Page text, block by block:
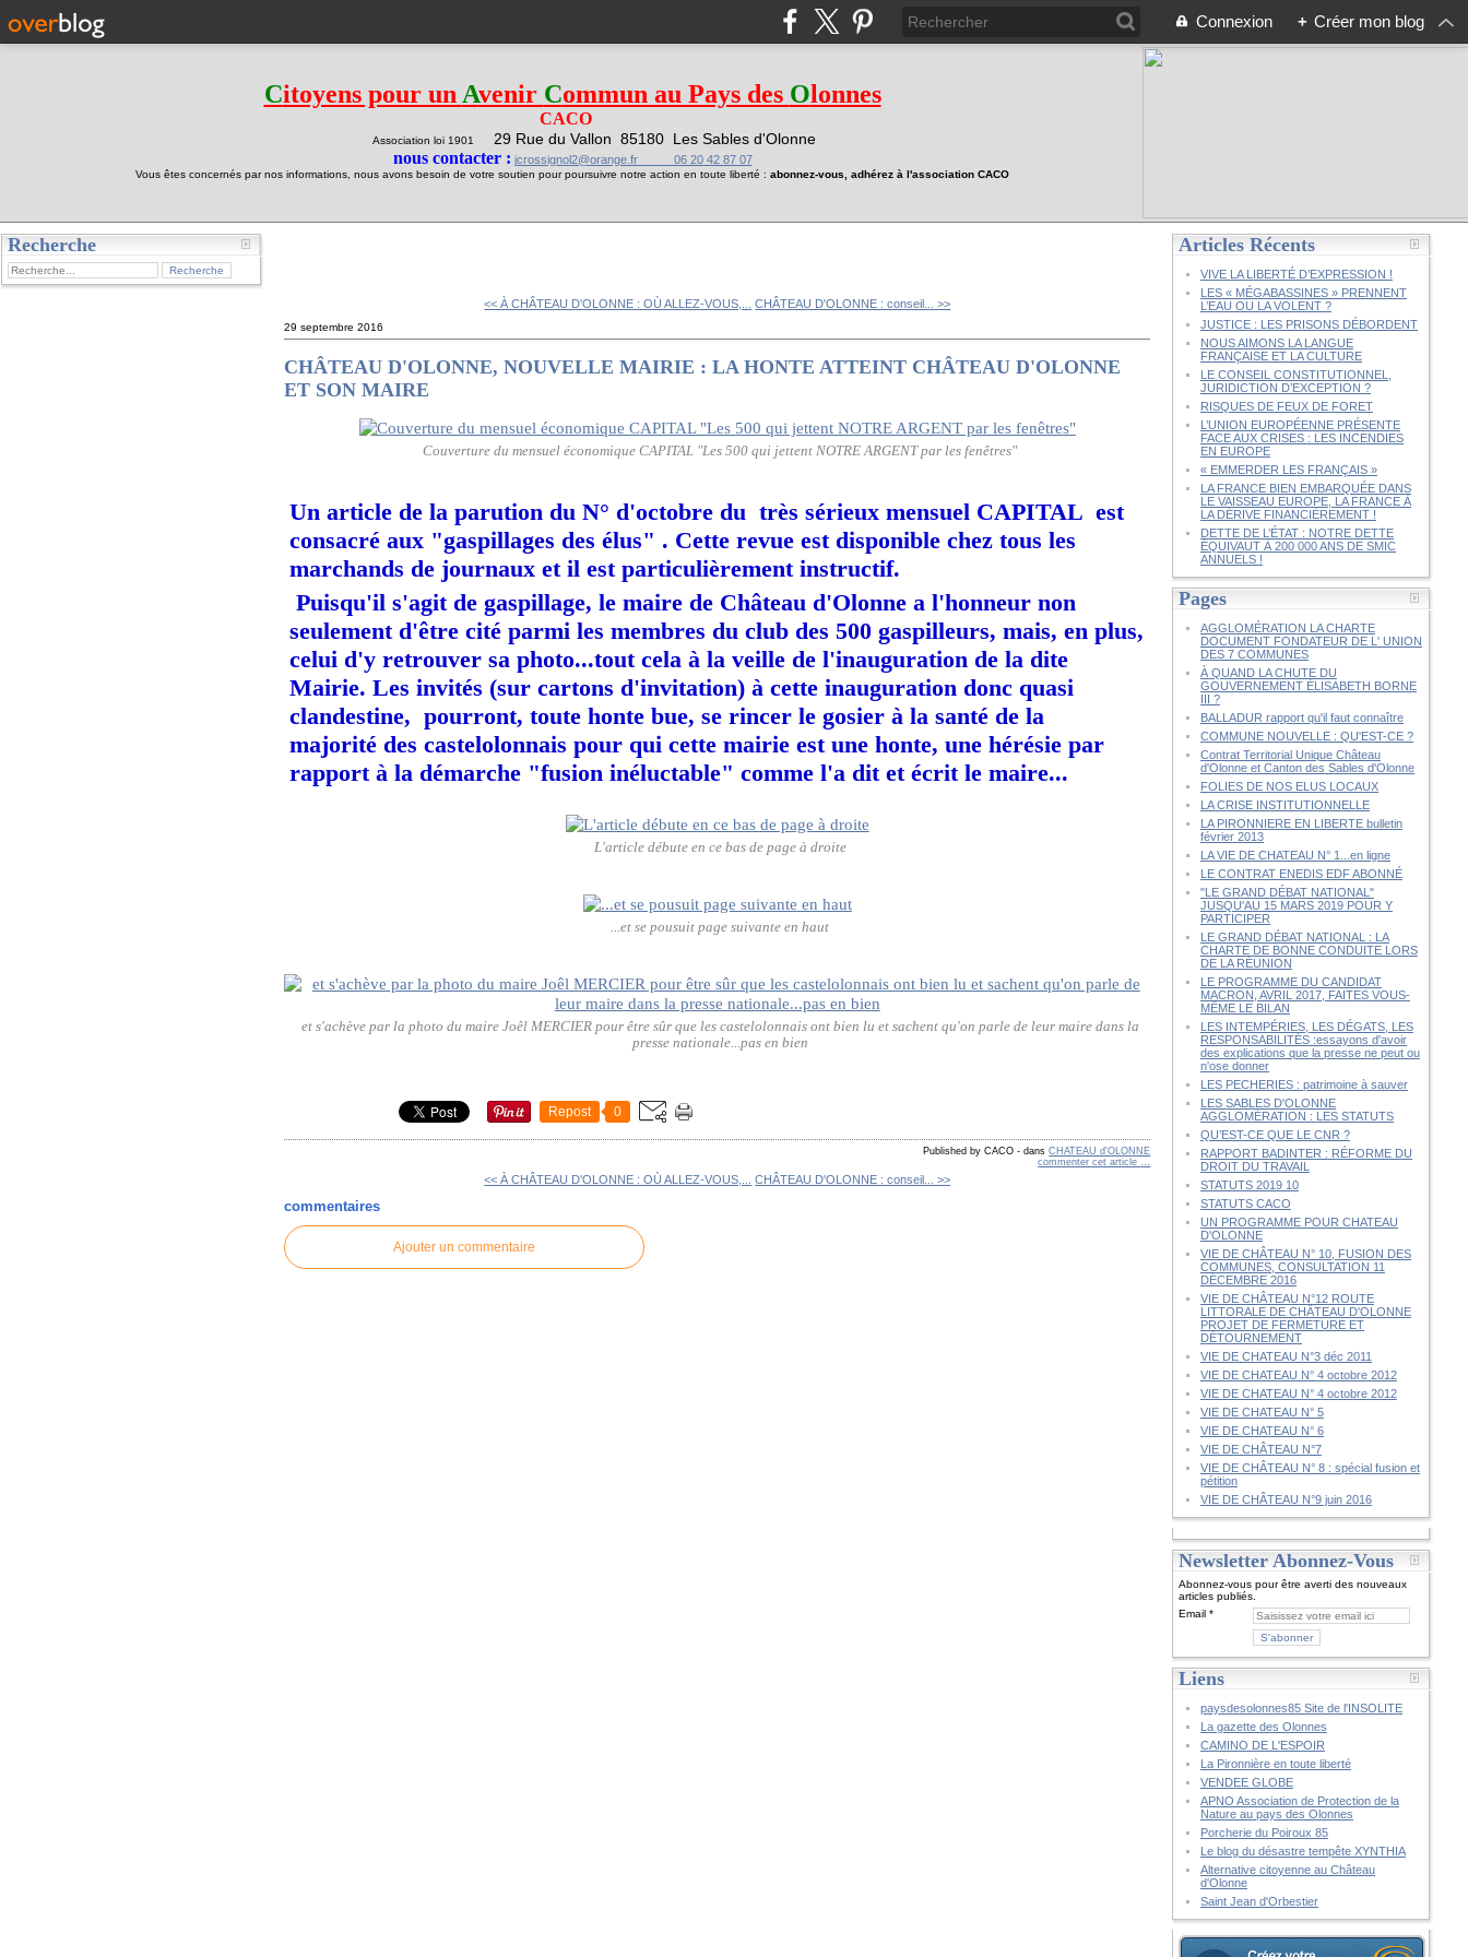
Connexion + Créer mon blog
Citoyens pour un Avenir Commun au Pays des Olonnes
CACO
Association loi 1901 29 Rue du Vallon 85180 Les Sables d'Olonne
nous contacter : jcrossignol2@orange.fr 06 20 42 87 07
Vous êtes concernés par nos informations, nous avons besoin de votre soutien pour poursuivre notre action en toute liberté : abonnez-vous, adhérez à l'association CACO
Recherche
<< À CHÂTEAU D'OLONNE : OÙ ALLEZ-VOUS,... CHÂTEAU D'OLONNE : conseil... >>
29 septembre 2016
CHÂTEAU D'OLONNE, NOUVELLE MAIRIE : LA HONTE ATTEINT CHÂTEAU D'OLONNE
ET SON MAIRE
Couverture du mensuel économique CAPITAL "Les 500 qui jettent NOTRE ARGENT par les fenêtres"
Un article de la parution du N° d'octobre du très sérieux mensuel CAPITAL est
consacré aux "gaspillages des élus" . Cette revue est disponible chez tous les
marchands de journaux et il est particulièrement instructif.
Puisqu'il s'agit de gaspillage, le maire de Château d'Olonne a l'honneur non
seulement d'être cité parmi les membres du club des 500 gaspilleurs, mais, en plus,
celui d'y retrouver sa photo...tout cela à la veille de l'inauguration de la dite
Mairie. Les invités (sur cartons d'invitation) à cette inauguration donc quasi
clandestine, pourront, toute honte bue, se rincer le gosier à la santé de la
majorité des castelolonnais pour qui cette mairie est une honte, une hérésie par
rapport à la démarche "fusion inéluctable" comme l'a dit et écrit le maire...
L'article débute en ce bas de page à droite
...et se pousuit page suivante en haut
et s'achève par la photo du maire Joêl MERCIER pour être sûr que les castelolonnais ont bien lu et sachent qu'on parle de leur maire dans la
presse nationale...pas en bien
Repost 0
Published by CACO - dansCHATEAU d'OLONNE
commenter cet article
<< À CHÂTEAU D'OLONNE : OÙ ALLEZ-VOUS,... CHÂTEAU D'OLONNE : conseil... >>
commentaires
Ajouter un commentaire
Articles Récents
VIVE LA LIBERTÉ D’EXPRESSION !
LES « MÉGABASSINES » PRENNENT
L’EAU OU LA VOLENT ?
JUSTICE : LES PRISONS DÉBORDENT
NOUS AIMONS LA LANGUE
FRANÇAISE ET LA CULTURE
LE CONSEIL CONSTITUTIONNEL,
JURIDICTION D’EXCEPTION ?
RISQUES DE FEUX DE FORET
L’UNION EUROPÉENNE PRÉSENTE
FACE AUX CRISES : LES INCENDIES
EN EUROPE
« EMMERDER LES FRANÇAIS »
LA FRANCE BIEN EMBARQUÉE DANS
LE VAISSEAU EUROPE, LA FRANCE À
LA DÉRIVE FINANCIÈREMENT !
DETTE DE L’ÉTAT : NOTRE DETTE
ÉQUIVAUT À 200 000 ANS DE SMIC
ANNUELS !
Pages
AGGLOMÉRATION LA CHARTE
DOCUMENT FONDATEUR DE L' UNION
DES 7 COMMUNES
À QUAND LA CHUTE DU
GOUVERNEMENT ÉLISABETH BORNE
III ?
BALLADUR rapport qu'il faut connaître
COMMUNE NOUVELLE : QU'EST-CE ?
Contrat Territorial Unique Château
d'Olonne et Canton des Sables d'Olonne
FOLIES DE NOS ELUS LOCAUX
LA CRISE INSTITUTIONNELLE
LA PIRONNIERE EN LIBERTE bulletin
février 2013
LA VIE DE CHATEAU N° 1...en ligne
LE CONTRAT ENEDIS EDF ABONNÉ
"LE GRAND DÉBAT NATIONAL"
JUSQU'AU 15 MARS 2019 POUR Y
PARTICIPER
LE GRAND DÉBAT NATIONAL : LA
CHARTE DE BONNE CONDUITE LORS
DE LA RÉUNION
LE PROGRAMME DU CANDIDAT
MACRON, AVRIL 2017, FAITES VOUS-
MÊME LE BILAN
LES INTEMPÉRIES, LES DÉGATS, LES
RESPONSABILITÉS :essayons d'avoir
des explications que la presse ne peut ou
n'ose donner
LES PECHERIES : patrimoine à sauver
LES SABLES D'OLONNE
AGGLOMÉRATION : LES STATUTS
QU’EST-CE QUE LE CNR ?
RAPPORT BADINTER : RÉFORME DU
DROIT DU TRAVAIL
STATUTS 2019 10
STATUTS CACO
UN PROGRAMME POUR CHATEAU
D'OLONNE
VIE DE CHÂTEAU N° 10, FUSION DES
COMMUNES, CONSULTATION 11
DÉCEMBRE 2016
VIE DE CHÂTEAU N°12 ROUTE
LITTORALE DE CHÂTEAU D'OLONNE
PROJET DE FERMETURE ET
DÉTOURNEMENT
VIE DE CHATEAU N°3 déc 2011
VIE DE CHATEAU N° 4 octobre 2012
VIE DE CHATEAU N° 4 octobre 2012
VIE DE CHATEAU N° 5
VIE DE CHATEAU N° 6
VIE DE CHÂTEAU N°7
VIE DE CHÂTEAU N° 8 : spécial fusion et
pétition
VIE DE CHÂTEAU N°9 juin 2016
Newsletter Abonnez-Vous
Abonnez-vous pour être averti des nouveaux
articles publiés.
Email
Liens
paysdesolonnes85 Site de l'INSOLITE
La gazette des Olonnes
CAMINO DE L'ESPOIR
La Pironnière en toute liberté
VENDEE GLOBE
APNO Association de Protection de la
Nature au pays des Olonnes
Porcherie du Poiroux 85
Le blog du désastre tempête XYNTHIA
Alternative citoyenne au Château
d'Olonne
Saint Jean d'Orbestier